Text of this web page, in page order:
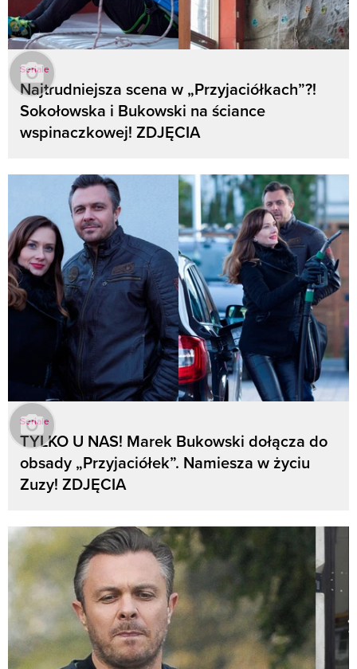
Seriale
Najtrudniejsza scena w „Przyjaciółkach”?!
Sokołowska i Bukowski na ściance
wspinaczkowej! ZDJĘCIA
Seriale
TYLKO U NAS! Marek Bukowski dołącza do
obsady „Przyjaciółek”. Namiesza w życiu
Zuzy! ZDJĘCIA